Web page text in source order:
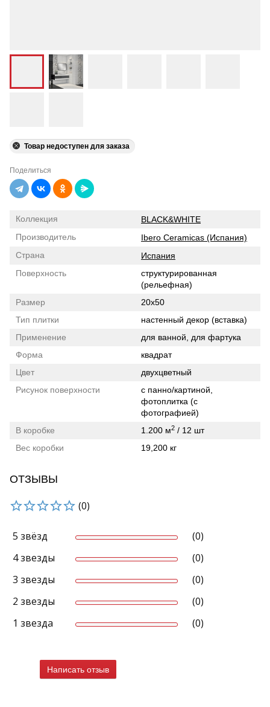
Товар недоступен для заказа
Поделиться
Коллекция
BLACK&WHITE
Производитель
Ibero Ceramicas (Испания)
Страна
Испания
Поверхность
структурированная
(рельефная)
Размер
20x50
Тип плитки
настенный декор (вставка)
Применение
для ванной, для фартука
Форма
квадрат
Цвет
двухцветный
Рисунок поверхности
с панно/картиной,
фотоплитка (с
фотографией)
В коробке
1.200 м2 / 12 шт
Вес коробки
19,200 кг
ОТЗЫВЫ
(0)
5 звёзд
(0)
4 звезды
(0)
3 звезды
(0)
2 звезды
(0)
1 звезда
(0)
Написать отзыв